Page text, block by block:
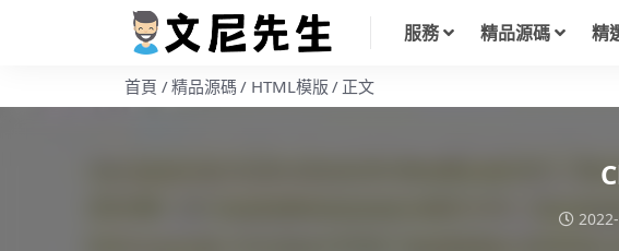
服務 精品源碼 精
首頁 精品源碼 HTML模版 正文